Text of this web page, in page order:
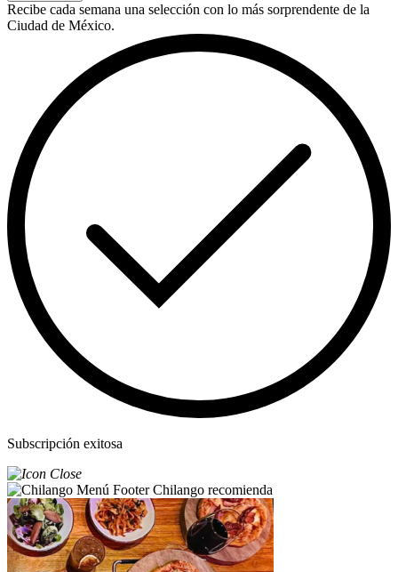
Recibe cada semana una selección con lo más sorprendente de la
Ciudad de México.
Subscripción exitosa
Chilango recomienda